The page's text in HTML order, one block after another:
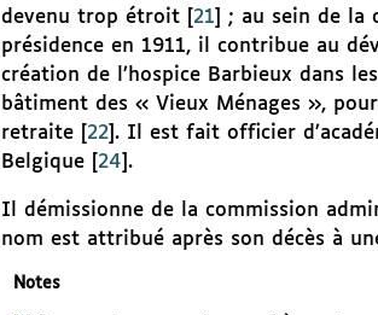
devenu trop étroit[ 21
; au sein de la
présidence en 1911, il contribue au
création de l’hospice Barbieux dans
bâtiment des « Vieux Ménages »,
retraite[ 22] . Il est fait officier
Belgique[ 24 .
Il démissionne de la commission
nom est attribué après son décès à
Notes